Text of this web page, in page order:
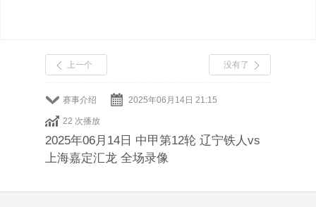
赛事介绍 2025年06月14日 21:15
22 次播放
上一个 没有了
2025年06月14日 中甲第12轮 辽宁铁人vs
上海嘉定汇龙 全场录像